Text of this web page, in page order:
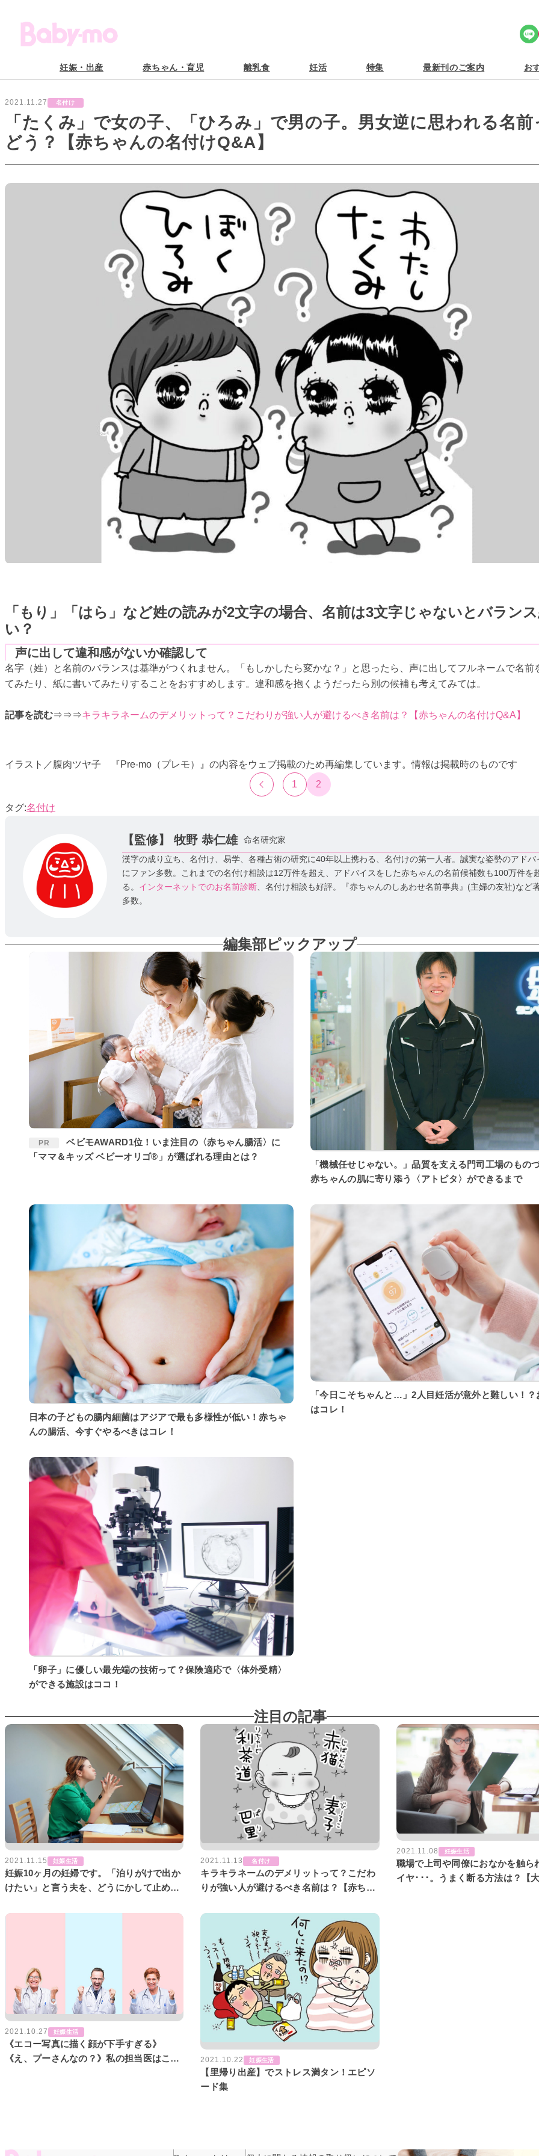
Share Icon
妊娠・出産 赤ちゃん・育児 離乳食 妊活 特集 最新刊のご案内 お
2021.11.27 名付け
「たくみ」で女の子、「ひろみ」で男の子。男女逆に思われる名前
どう？【赤ちゃんの名付けQ&A】
「もり」「はら」など姓の読みが2文字の場合、名前は3文字じゃないとバラン
い？
声に出して違和感がないか確認して
名字（姓）と名前のバランスは基準がつくれません。「もしかしたら変かな？」と思ったら、声に出してフルネームで名前
てみたり、紙に書いてみたりすることをおすすめします。違和感を抱くようだったら別の候補も考えてみては。
記事を読む⇒⇒⇒キラキラネームのデメリットって？こだわりが強い人が避けるべき名前は？【赤ちゃんの名付けQ&A】
イラスト／腹肉ツヤ子 『Pre-mo（プレモ）』の内容をウェブ掲載のため再編集しています。情報は掲載時のものです
1
2
名付け
【監修】 牧野 恭仁雄
命名研究家
漢字の成り立ち、名付け、易学、各種占術の研究に40年以上携わる、名付けの第一人者。誠実な姿勢のアドバ
にファン多数。これまでの名付け相談は12万件を超え、アドバイスをした赤ちゃんの名前候補数も100万件を
る。 インターネットでのお名前診断 、名付け相談も好評。『赤ちゃんのしあわせ名前事典』(主婦の友社)など
多数。
編集部ピックアップ
PR
ベビモAWARD1位！いま注目の〈赤ちゃん腸活〉に
「ママ＆キッズ ベビーオリゴ®」が選ばれる理由とは？
「機械任せじゃない。」品質を支える門司工場のもの
赤ちゃんの肌に寄り添う〈アトピタ〉ができるまで
日本の子どもの腸内細菌はアジアで最も多様性が低い！赤ちゃ
んの腸活、今すぐやるべきはコレ！
「今日こそちゃんと…」2人目妊活が意外と難しい！？
はコレ！
「卵子」に優しい最先端の技術って？保険適応で〈体外受精〉
ができる施設はココ！
注目の記事
2021.11.15 妊娠生活
妊娠10ヶ月の妊婦です。「泊りがけで出か
けたい」と言う夫を、どうにかして止めた
2021.11.13 名付け
キラキラネームのデメリットって？こだわ
りが強い人が避けるべき名前は？【赤ちゃ
2021.11.08 妊娠生活
職場で上司や同僚におなかを触ら
イヤ･･･。うまく断る方法は？【
2021.10.27 妊娠生活
《エコー写真に描く顔が下手すぎる》
《え、プーさんなの？》私の担当医はこん
2021.10.22 妊娠生活
【里帰り出産】でストレス満タン！エピソ
ード集